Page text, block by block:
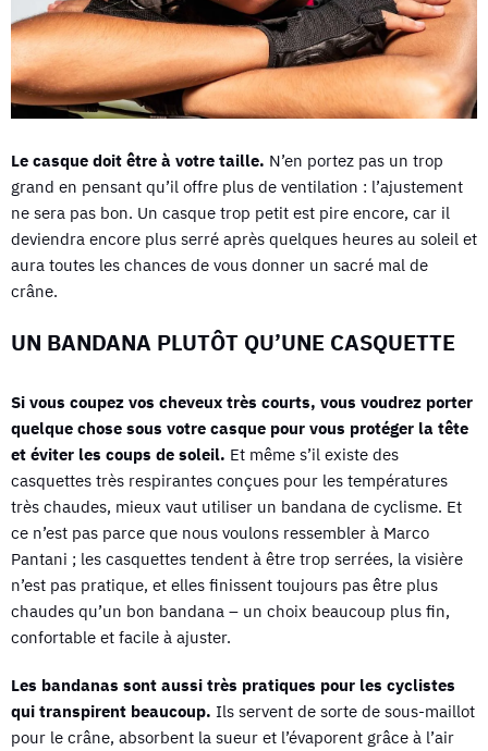
Le casque doit être à votre taille. N’en portez pas un trop
grand en pensant qu’il offre plus de ventilation : l’ajustement
ne sera pas bon. Un casque trop petit est pire encore, car il
deviendra encore plus serré après quelques heures au soleil et
aura toutes les chances de vous donner un sacré mal de
crâne.
UN BANDANA PLUTÔT QU’UNE CASQUETTE
Si vous coupez vos cheveux très courts, vous voudrez porter
quelque chose sous votre casque pour vous protéger la tête
et éviter les coups de soleil. Et même s’il existe des
casquettes très respirantes conçues pour les températures
très chaudes, mieux vaut utiliser un bandana de cyclisme. Et
ce n’est pas parce que nous voulons ressembler à Marco
Pantani ; les casquettes tendent à être trop serrées, la visière
n’est pas pratique, et elles finissent toujours pas être plus
chaudes qu’un bon bandana – un choix beaucoup plus fin,
confortable et facile à ajuster.
Les bandanas sont aussi très pratiques pour les cyclistes
qui transpirent beaucoup. Ils servent de sorte de sous-maillot
pour le crâne, absorbent la sueur et l’évaporent grâce à l’air